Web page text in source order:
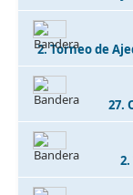
2. Torneo de
27.
2.